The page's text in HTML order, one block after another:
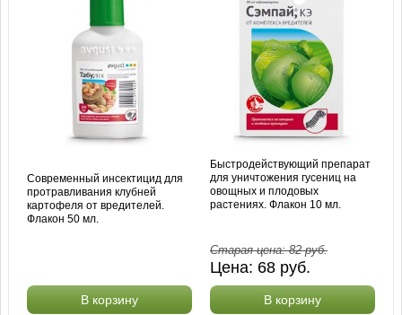
Современный инсектицид для
протравливания клубней
картофеля от вредителей.
Флакон 50 мл.
В корзину
Быстродействующий препарат
для уничтожения гусениц на
овощных и плодовых
растениях. Флакон 10 мл.
Старая цена:82руб.
Цена: 68 руб.
В корзину